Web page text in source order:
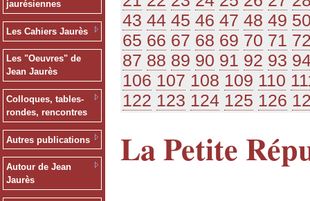
jaurésiennes
Les Cahiers Jaurès
Les "Oeuvres" de
Jean Jaurès
Colloques, tables-
rondes, rencontres
Autres publications
Autour de Jean
Jaurès
43 44 45 46 47 48 49
65 66 67 68 69 70 71
87 88 89 90 91 92 93
106 107 108 109 110
122 123 124 125 126
La Petite